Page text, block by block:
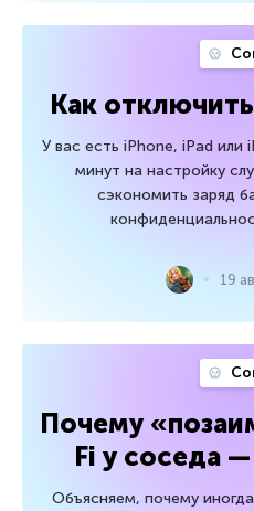
Как
У вас есть iPhone, iPad или
минут на настройку
сэкономить заряд
19
Почему
Fi у соседа
Объясняем, почему